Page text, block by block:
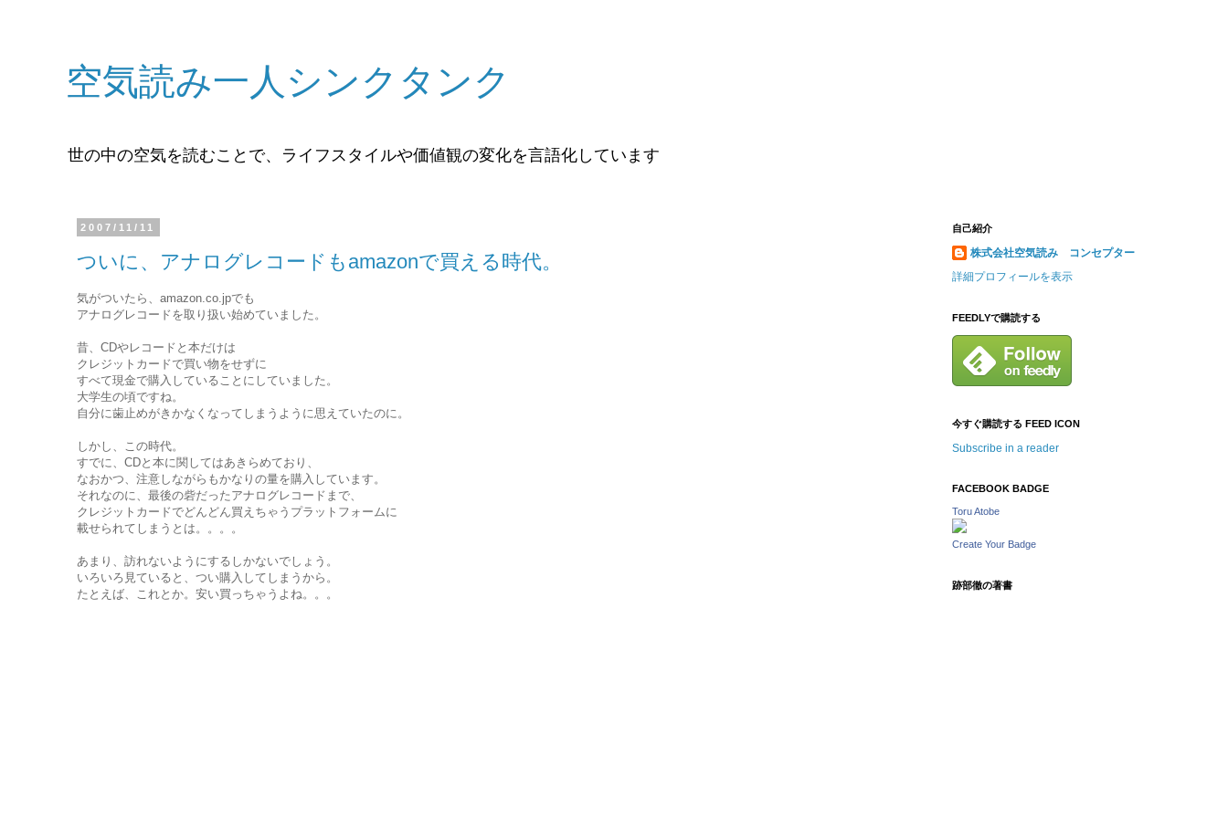
空気読み一人シンクタンク
世の中の空気を読むことで、ライフスタイルや価値観の変化を言語化しています
2007/11/11
ついに、アナログレコードもamazonで買える時代。
気がついたら、amazon.co.jpでも
アナログレコードを取り扱い始めていました。
昔、CDやレコードと本だけは
クレジットカードで買い物をせずに
すべて現金で購入していることにしていました。
大学生の頃ですね。
自分に歯止めがきかなくなってしまうように思えていたのに。
しかし、この時代。
すでに、CDと本に関してはあきらめており、
なおかつ、注意しながらもかなりの量を購入しています。
それなのに、最後の砦だったアナログレコードまで、
クレジットカードでどんどん買えちゃうプラットフォームに
載せられてしまうとは。。。。
あまり、訪れないようにするしかないでしょう。
いろいろ見ていると、つい購入してしまうから。
たとえば、これとか。安い買っちゃうよね。。。
自己紹介
株式会社空気読み コンセプター
詳細プロフィールを表示
FEEDLYで購読する
今すぐ購読する FEED ICON
Subscribe in a reader
FACEBOOK BADGE
Toru Atobe
Create Your Badge
跡部徹の著書